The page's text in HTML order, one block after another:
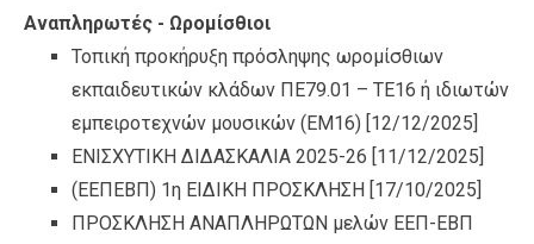
Αναπληρωτές - Ωρομίσθιοι
Τοπική προκήρυξη πρόσληψης ωρομίσθιων
εκπαιδευτικών κλάδων ΠΕ79.01 – ΤΕ16 ή ιδιωτών
εμπειροτεχνών μουσικών (ΕΜ16) [12/12/2025]
ΕΝΙΣΧΥΤΙΚΗ ΔΙΔΑΣΚΑΛΙΑ 2025-26 [11/12/2025]
(ΕΕΠΕΒΠ) 1η ΕΙΔΙΚΗ ΠΡΟΣΚΛΗΣΗ [17/10/2025]
ΠΡΟΣΚΛΗΣΗ ΑΝΑΠΛΗΡΩΤΩΝ μελών ΕΕΠ-ΕΒΠ